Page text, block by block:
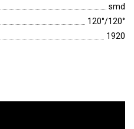
smd
120°/120°
1920